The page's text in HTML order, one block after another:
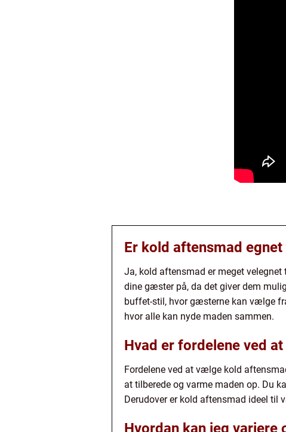
Er kold aftensmad
Ja, kold aftensmad er meget
dine gæster på, da det giver dem
buffet-stil, hvor gæsterne kan vælge
hvor alle kan nyde maden sammen.
Hvad er fordelene ved
Fordelene ved at vælge kold
at tilberede og varme maden op. Du
Derudover er kold aftensmad ideel til
Hvordan kan jeg variere